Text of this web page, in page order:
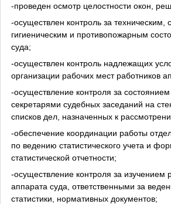
-проведен осмотр целостности окон,
-осуществлен контроль за техническим,
гигиеническим и противопожарным
суда;
-осуществлен контроль надлежащих
организации рабочих мест работников
-осуществление контроля за
секретарями судебных заседаний на
списков дел, назначенных к
-обеспечение координации работы
по ведению статистического учета и
статистической отчетности;
-осуществление контроля за изучением
аппарата суда, ответственными за
статистики, нормативных документов;